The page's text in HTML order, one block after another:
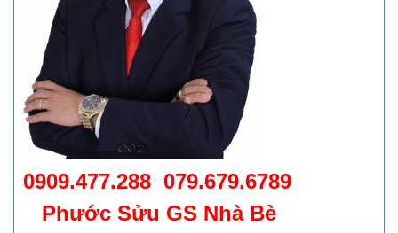
0909.477.288 079.679.6789
Phước Sửu GS Nhà Bè